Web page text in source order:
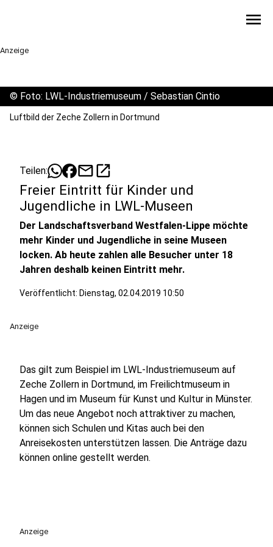
menu
Anzeige
© Foto: LWL-Industriemuseum / Sebastian Cintio
Luftbild der Zeche Zollern in Dortmund
Teilen: mailopen_in_new
Freier Eintritt für Kinder und
Jugendliche in LWL-Museen
Der Landschaftsverband Westfalen-Lippe möchte
mehr Kinder und Jugendliche in seine Museen
locken. Ab heute zahlen alle Besucher unter 18
Jahren deshalb keinen Eintritt mehr.
Veröffentlicht: Dienstag, 02.04.2019 10:50
Anzeige
Das gilt zum Beispiel im LWL-Industriemuseum auf
Zeche Zollern in Dortmund, im Freilichtmuseum in
Hagen und im Museum für Kunst und Kultur in Münster.
Um das neue Angebot noch attraktiver zu machen,
können sich Schulen und Kitas auch bei den
Anreisekosten unterstützen lassen. Die Anträge dazu
können online gestellt werden.
Anzeige